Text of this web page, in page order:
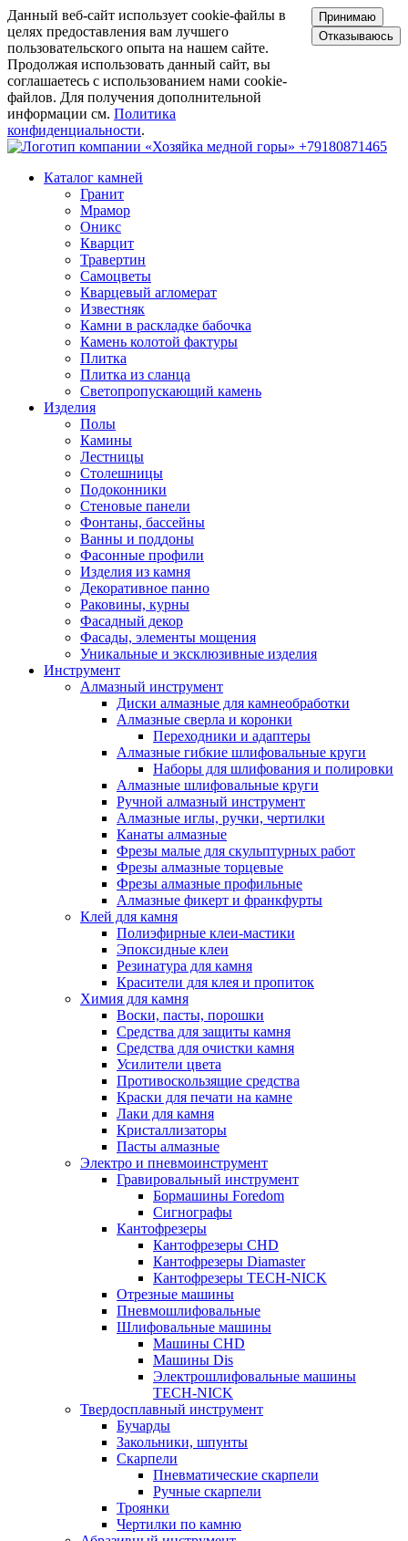
Данный веб-сайт использует cookie-файлы в
целях предоставления вам лучшего
пользовательского опыта на нашем сайте.
Продолжая использовать данный сайт, вы
соглашаетесь с использованием нами cookie-
файлов. Для получения дополнительной
информации см. Политика
конфиденциальности.
Принимаю
Отказываюсь
+79180871465
Каталог камней
Гранит
Мрамор
Оникс
Кварцит
Травертин
Самоцветы
Кварцевый агломерат
Известняк
Камни в раскладке бабочка
Камень колотой фактуры
Плитка
Плитка из сланца
Светопропускающий камень
Изделия
Полы
Камины
Лестницы
Столешницы
Подоконники
Стеновые панели
Фонтаны, бассейны
Ванны и поддоны
Фасонные профили
Изделия из камня
Декоративное панно
Раковины, курны
Фасадный декор
Фасады, элементы мощения
Уникальные и эксклюзивные изделия
Инструмент
Алмазный инструмент
Диски алмазные для камнеобработки
Алмазные сверла и коронки
Переходники и адаптеры
Алмазные гибкие шлифовальные круги
Наборы для шлифования и полировки
Алмазные шлифовальные круги
Ручной алмазный инструмент
Алмазные иглы, ручки, чертилки
Канаты алмазные
Фрезы малые для скульптурных работ
Фрезы алмазные торцевые
Фрезы алмазные профильные
Алмазные фикерт и франкфурты
Клей для камня
Полиэфирные клеи-мастики
Эпоксидные клеи
Резинатура для камня
Красители для клея и пропиток
Химия для камня
Воски, пасты, порошки
Средства для защиты камня
Средства для очистки камня
Усилители цвета
Противоскользящие средства
Краски для печати на камне
Лаки для камня
Кристаллизаторы
Пасты алмазные
Электро и пневмоинструмент
Гравировальный инструмент
Бормашины Foredom
Сигнографы
Кантофрезеры
Кантофрезеры CHD
Кантофрезеры Diamaster
Кантофрезеры TECH-NICK
Отрезные машины
Пневмошлифовальные
Шлифовальные машины
Машины CHD
Машины Dis
Электрошлифовальные машины
TECH-NICK
Твердосплавный инструмент
Бучарды
Закольники, шпунты
Скарпели
Пневматические скарпели
Ручные скарпели
Троянки
Чертилки по камню